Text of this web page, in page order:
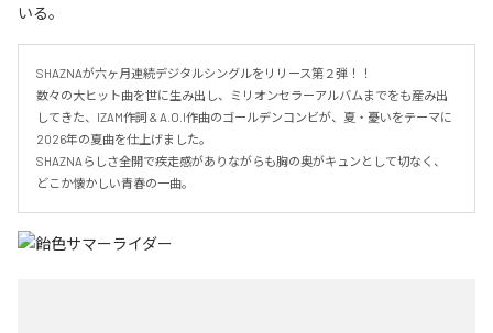
いる。
SHAZNAが六ヶ月連続デジタルシングルをリリース第２弾！！
数々の大ヒット曲を世に生み出し、ミリオンセラーアルバムまでをも産み出
してきた、IZAM作詞 & A.O.I作曲のゴールデンコンビが、夏・憂いをテーマに
2026年の夏曲を仕上げました。
SHAZNAらしさ全開で疾走感がありながらも胸の奥がキュンとして切なく、
どこか懐かしい青春の一曲。